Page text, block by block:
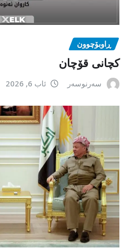
ڕاوبۆچوون
کچانی قۆچان
سەرنوسەر ئاب 6, 2026